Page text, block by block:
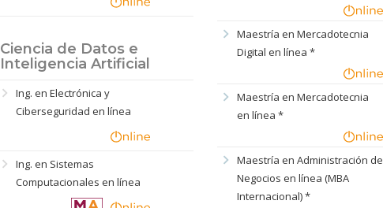
Ciencia de Datos e
Inteligencia Artificial
chevron_right
Ing. en Electrónica y
Ciberseguridad en línea
chevron_right
Ing. en Sistemas
Computacionales en línea
chevron_right
Maestría en Mercadotecnia
Digital en línea *
chevron_right
Maestría en Mercadotecnia
en línea *
chevron_right
Maestría en Administración de
Negocios en línea (MBA
Internacional) *